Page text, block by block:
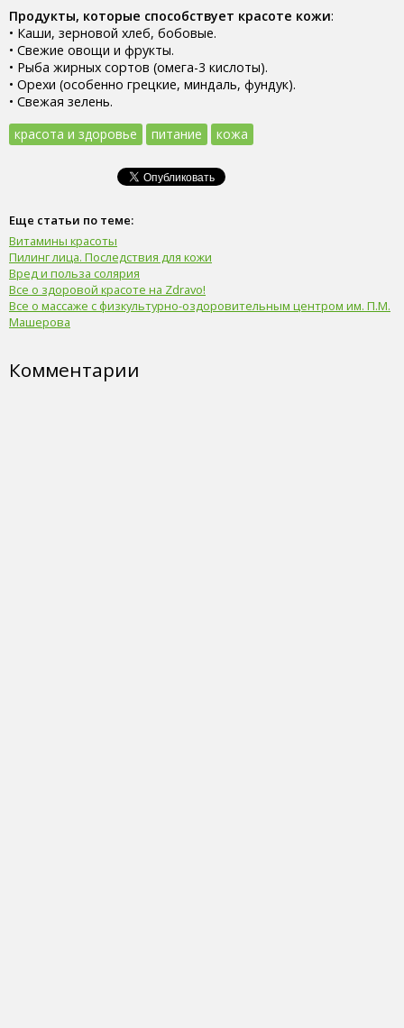
Продукты, которые способствует красоте кожи:
• Каши, зерновой хлеб, бобовые.
• Свежие овощи и фрукты.
• Рыба жирных сортов (омега-3 кислоты).
• Орехи (особенно грецкие, миндаль, фундук).
• Свежая зелень.
красота и здоровье
питание кожа
Еще статьи по теме:
Витамины красоты
Пилинг лица. Последствия для кожи
Вред и польза солярия
Все о здоровой красоте на Zdravo!
Все о массаже с физкультурно-оздоровительным центром им. П.М.
Машерова
Комментарии